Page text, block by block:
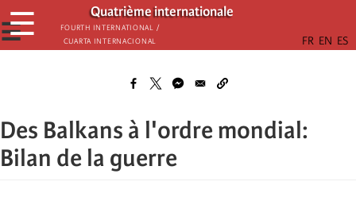
Skip
to
main
Quatrième internationale
Fourth International /
Cuarta Internacional
☰
☰
Des Balkans à l'ordre mondial:
Bilan de la guerre